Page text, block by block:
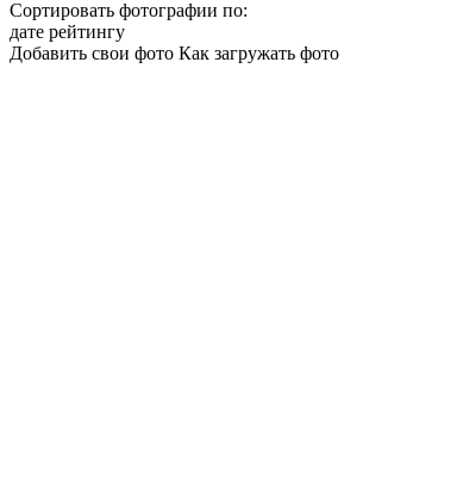
Сортировать фотографии по:
дате рейтингу
Добавить свои фото Как загружать фото